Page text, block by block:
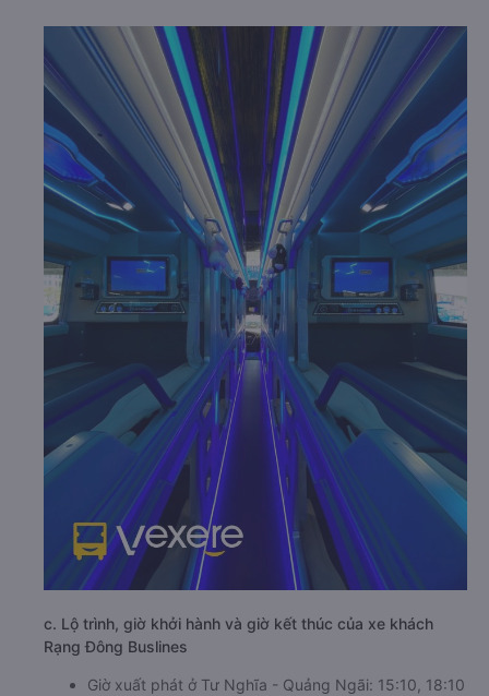
c. Lộ trình, giờ khởi hành và giờ kết thúc của xe khách
Rạng Đông Buslines
Giờ xuất phát ở Tư Nghĩa - Quảng Ngãi: 15:10, 18:10